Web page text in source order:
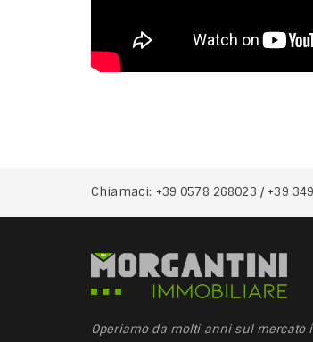
Chiamaci: +39 0578 268023 /+39
Operiamo da molti anni sul